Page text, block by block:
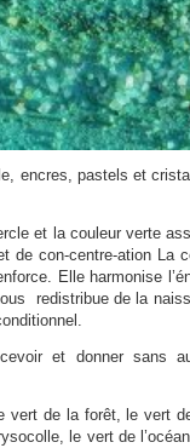
encres, pastels et
et la couleur verte
de con-centre-ation La
Elle harmonise
redistribue de la
et donner sans
vert de la forêt, le vert
le vert de